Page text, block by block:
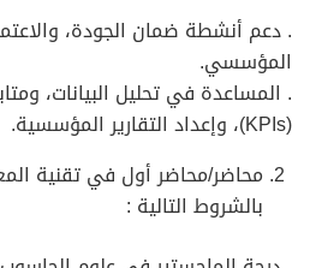
. دعم أنشطة ضمان الجودة،
المؤسسي.
. المساعدة في تحليل البيانات،
(KPIs)، وإعداد التقارير المؤسسية.
محاضر/محاضر أول في تقنية
بالشروط التالية :